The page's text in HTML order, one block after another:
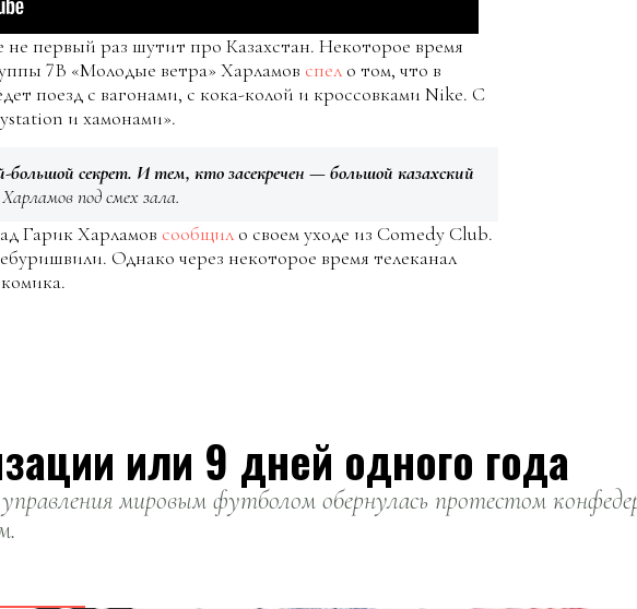
первый раз шутит про Казахстан. Некоторое время
7B «Молодые ветра» Харламов спел о том, что в
поезд с вагонами, с кока-колой и кроссовками Nike. С
и хамонами».
большой секрет. И тем, кто засекречен — большой казахский
под смех зала.
Гарик Харламов сообщил о своем уходе из Comedy Club.
Однако через некоторое время телеканал
или 9 дней одного года
мировым футболом обернулась протестом